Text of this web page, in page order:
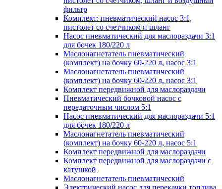
фильтр
Комплект: пневматический насос 3:1,
пистолет со счетчиком и шланг
Насос пневматический для маслораздачи 3:1
для бочек 180/220 л
Маслонагнетатель пневматический
(комплект) на бочку 60-220 л, насос 3:1
Маслонагнетатель пневматический
(комплект) на бочку 60-220 л, насос 3:1
Комплект передвижной для маслораздачи
Пневматический бочковой насос с
передаточным числом 5:1
Насос пневматический для маслораздачи 5:1
для бочек 180/220 л
Маслонагнетатель пневматический
(комплект) на бочку 60-220 л, насос 5:1
Комплект передвижной для маслораздачи
Комплект передвижной для маслораздачи с
катушкой
Маслонагнетатель пневматический
Электрический насос для перекачки топлива